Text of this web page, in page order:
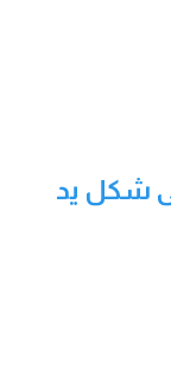
شكل يد